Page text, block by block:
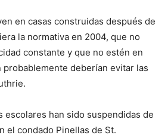
en casas construidas después de
la normativa en 2004, que no
constante y que no estén en
probablemente deberían evitar las
escolares han sido suspendidas de
el condado Pinellas de St.